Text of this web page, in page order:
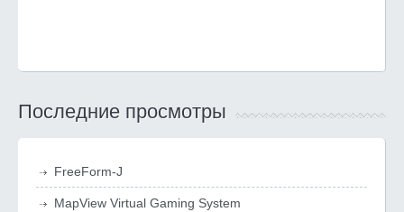
Последние просмотры
FreeForm-J
MapView Virtual Gaming System